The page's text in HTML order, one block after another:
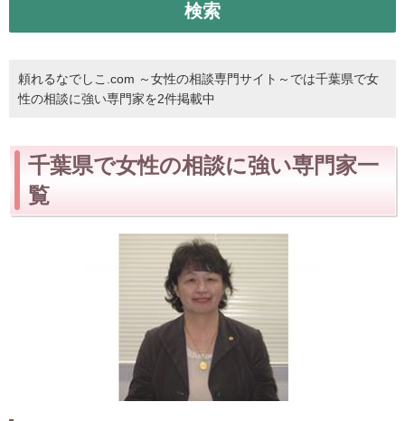
検索
頼れるなでしこ.com ～女性の相談専門サイト～では千葉県で女
性の相談に強い専門家を2件掲載中
千葉県で女性の相談に強い専門家一
覧